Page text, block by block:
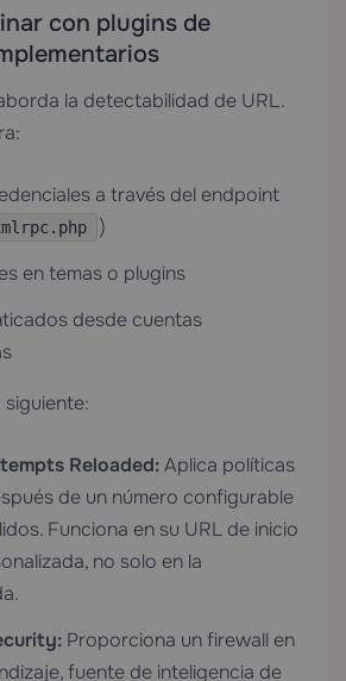
con plugins de
la detectabilidad de URL.
a través del endpoint
)
en temas o plugins
desde cuentas
Reloaded:Aplica políticas
de un número configurable
Funciona en su URL de inicio
no solo en la
Proporciona un firewall en
fuente de inteligencia de